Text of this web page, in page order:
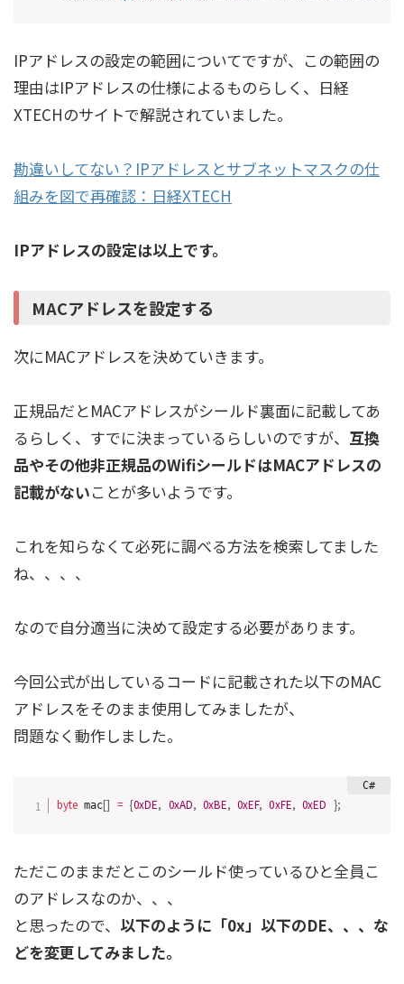
IPアドレスの設定の範囲についてですが、この範囲の
理由はIPアドレスの仕様によるものらしく、日経
XTECHのサイトで解説されていました。
勘違いしてない？IPアドレスとサブネットマスクの仕
組みを図で再確認：日経XTECH
IPアドレスの設定は以上です。
MACアドレスを設定する
次にMACアドレスを決めていきます。
正規品だとMACアドレスがシールド裏面に記載してあ
るらしく、すでに決まっているらしいのですが、 互換
品やその他非正規品のWifiシールドはMACアドレスの
記載がないことが多いようです。
これを知らなくて必死に調べる方法を検索してました
ね、、、、
なので自分適当に決めて設定する必要があります。
今回公式が出しているコードに記載された以下のMAC
アドレスをそのまま使用してみましたが、
問題なく動作しました。
byte mac[] = {0xDE, 0xAD, 0xBE, 0xEF, 0xFE, 0xED };
ただこのままだとこのシールド使っているひと全員こ
のアドレスなのか、、、
と思ったので、 以下のように「0x」以下のDE、、、な
どを変更してみました。